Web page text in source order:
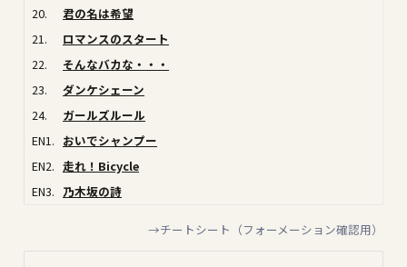
20.
君の名は希望
21.
ロマンスのスタート
22.
そんなバカな・・・
23.
ダンケシェーン
24.
ガールズルール
EN1. おいでシャンプー
EN2. 走れ！Bicycle
EN3. 乃木坂の詩
→チートシート（フォーメーション確認用）